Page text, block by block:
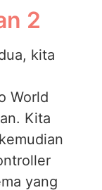
2
kita
World
Kita
yang